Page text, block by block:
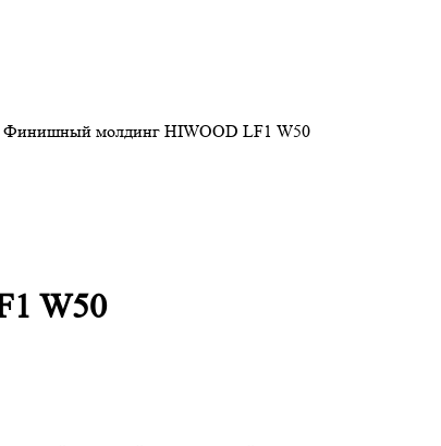
Финишный молдинг HIWOOD LF1 W50
W50